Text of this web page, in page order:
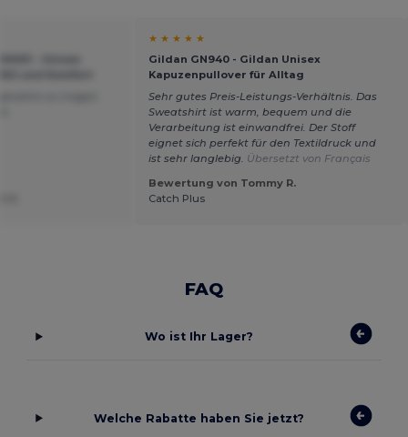
★ ★ ★ ★ ★
Gildan GN940 - Gildan Unisex
Kapuzenpullover für Alltag
Sehr gutes Preis-Leistungs-Verhältnis. Das
Sweatshirt ist warm, bequem und die
Verarbeitung ist einwandfrei. Der Stoff
eignet sich perfekt für den Textildruck und
ist sehr langlebig. Übersetzt von Français
Bewertung von Tommy R.
Catch Plus
FAQ
Wo ist Ihr Lager?
Welche Rabatte haben Sie jetzt?